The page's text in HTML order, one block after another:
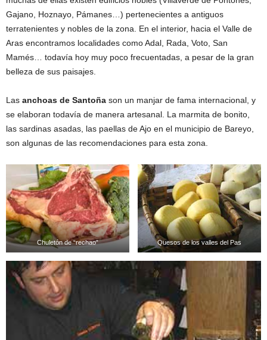
Gajano, Hoznayo, Pámanes…) pertenecientes a antiguos
terratenientes y nobles de la zona. En el interior, hacia el Valle de
Aras encontramos localidades como Adal, Rada, Voto, San
Mamés… todavía hoy muy poco frecuentadas, a pesar de la gran
belleza de sus paisajes.
Las anchoas de Santoña son un manjar de fama internacional, y
se elaboran todavía de manera artesanal. La marmita de bonito,
las sardinas asadas, las paellas de Ajo en el municipio de Bareyo,
son algunas de las recomendaciones para esta zona.
Chuletón de “rechao” Quesos de los valles del Pas